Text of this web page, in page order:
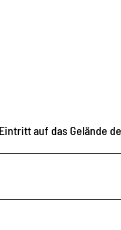
auf das Gelände